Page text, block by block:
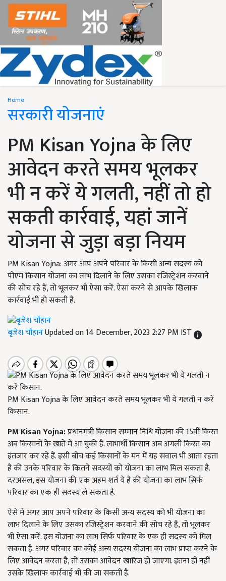
Home
सरकारी योजनाएं
PM Kisan Yojna के लिए
आवेदन करते समय भूलकर
भी न करें ये गलती, नहीं तो हो
सकती कार्रवाई, यहां जानें
योजना से जुड़ा बड़ा नियम
PM Kisan Yojna: अगर आप अपने परिवार के किसी अन्य सदस्य को
पीएम किसान योजना का लाभ दिलाने के लिए उसका रजिस्ट्रेशन करवाने
की सोच रहे हैं, तो भूलकर भी ऐसा करें. ऐसा करने से आपके खिलाफ
कार्रवाई भी हो सकती है.
बृजेश चौहानUpdated on 14 December, 2023 2:27 PM IST
PM Kisan Yojna के लिए आवेदन करते समय भूलकर भी ये गलती न करें
किसान.
PM Kisan Yojna:प्रधानमंत्री किसान सम्मान निधि योजना की 15वीं किस्त
अब किसानों के खाते में आ चुकी है. लाभार्थी किसान अब अगली किस्त का
इंतजार कर रहे हैं. इसी बीच कई किसानों के मन में यह सवाल भी आता रहता
है की उनके परिवार के कितने सदस्यों को योजना का लाभ मिल सकता है.
दरअसल, इस योजना की एक अहम शर्त ये है की योजना का लाभ सिर्फ
परिवार का एक ही सदस्य ले सकता है.
ऐसे में अगर आप अपने परिवार के किसी अन्य सदस्य को भी योजना का
लाभ दिलाने के लिए उसका रजिस्ट्रेशन करवाने की सोच रहे हैं, तो भूलकर
भी ऐसा करें. इस योजना का लाभ सिर्फ परिवार के एक ही सदस्य को मिल
सकता है. अगर परिवार का कोई अन्य सदस्य योजना का लाभ प्राप्त करने के
लिए आवेदन करता है, तो उसका आवेदन खारिज हो जाएगा. इतना ही नहीं
उसके खिलाफ कार्रवाई भी की जा सकती है.